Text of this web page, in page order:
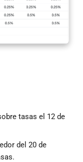
tasas el 12 de
del 20 de